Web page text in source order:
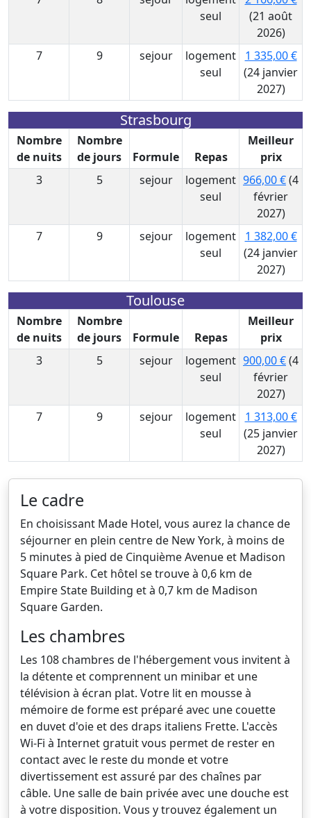
seul
(21 août
2026)
7
9 sejour
logement
seul
1 335,00 €
(24 janvier
2027)
Strasbourg
Nombre
de nuits
Nombre
de jours
Formule Repas
Meilleur
prix
3
5 sejour
logement
seul
966,00 €(4
février
2027)
7
9 sejour
logement
seul
1 382,00 €
(24 janvier
2027)
Toulouse
Nombre
de nuits
Nombre
de jours
Formule Repas
Meilleur
prix
3
5 sejour
logement
seul
900,00 €(4
février
2027)
7
9 sejour
logement
seul
1 313,00 €
(25 janvier
2027)
Le cadre
En choisissant Made Hotel, vous aurez la chance de
séjourner en plein centre de New York, à moins de
5 minutes à pied de Cinquième Avenue et Madison
Square Park. Cet hôtel se trouve à 0,6 km de
Empire State Building et à 0,7 km de Madison
Square Garden.
Les chambres
Les 108 chambres de l'hébergement vous invitent à
la détente et comprennent un minibar et une
télévision à écran plat. Votre lit en mousse à
mémoire de forme est préparé avec une couette
en duvet d'oie et des draps italiens Frette. L'accès
Wi-Fi à Internet gratuit vous permet de rester en
contact avec le reste du monde et votre
divertissement est assuré par des chaînes par
câble. Une salle de bain privée avec une douche est
à votre disposition. Vous y trouvez également un